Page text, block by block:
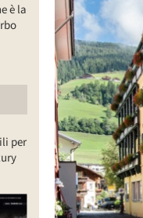
è la
per